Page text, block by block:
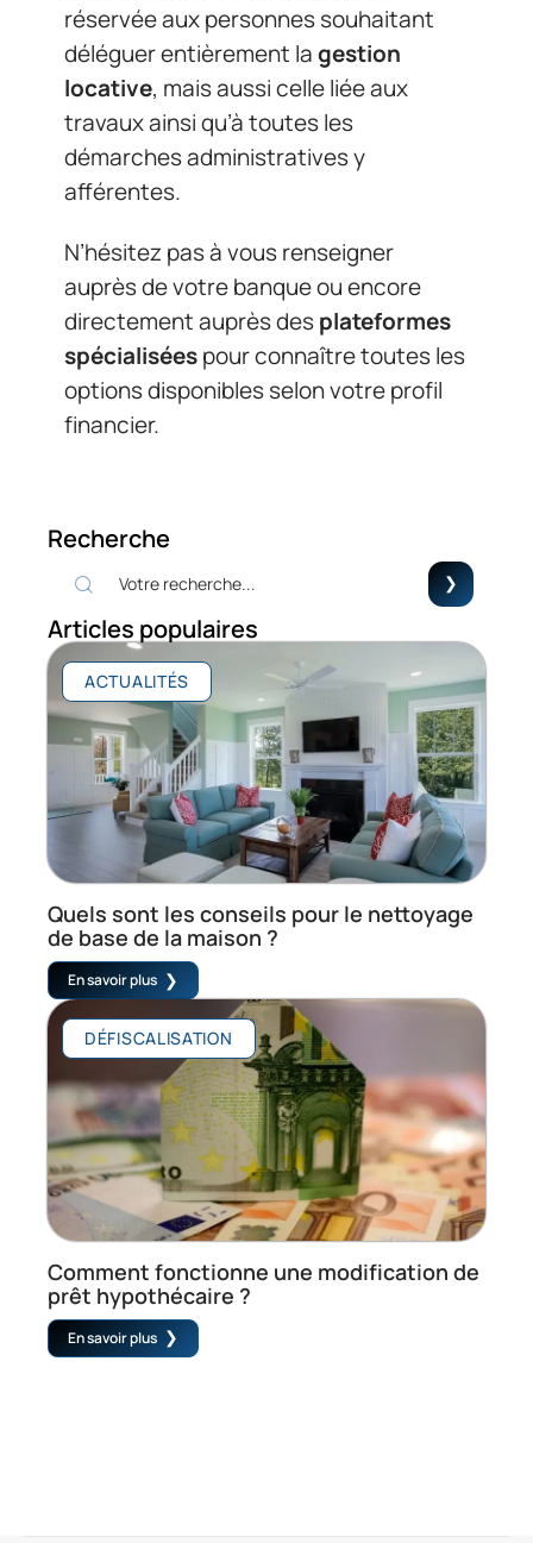
réservée aux personnes souhaitant
déléguer entièrement lagestion
locative, mais aussi celle liée aux
travaux ainsi qu’à toutes les
démarches administratives y
afférentes.
N’hésitez pas à vous renseigner
auprès de votre banque ou encore
directement auprès desplateformes
spécialiséespour connaître toutes les
options disponibles selon votre profil
financier.
Recherche
Articles populaires
ACTUALITÉS
Quels sont les conseils pour le nettoyage
de base de la maison ?
En savoir plus
DÉFISCALISATION
Comment fonctionne une modification de
prêt hypothécaire ?
En savoir plus